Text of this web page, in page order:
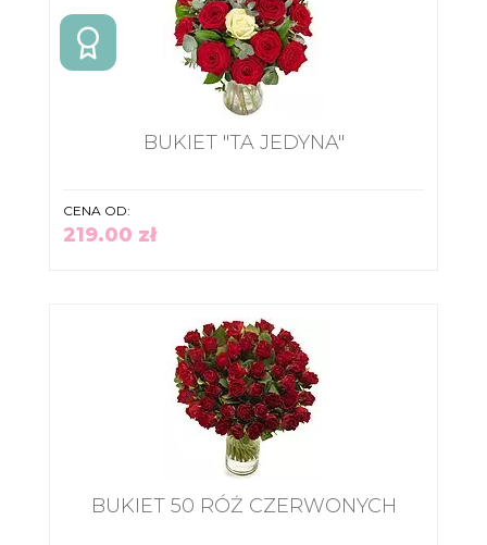
BUKIET "TA JEDYNA"
CENA OD:
219.00 zł
BUKIET 50 RÓŻ CZERWONYCH